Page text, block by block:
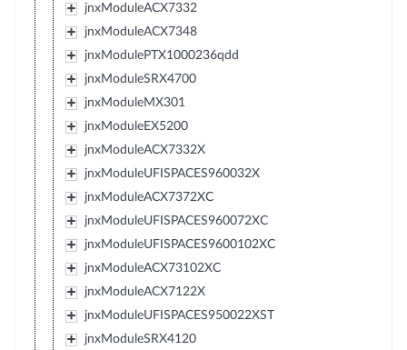
jnxModuleACX7332
jnxModuleACX7348
jnxModulePTX1000236qdd
jnxModuleSRX4700
jnxModuleMX301
jnxModuleEX5200
jnxModuleACX7332X
jnxModuleUFISPACES960032X
jnxModuleACX7372XC
jnxModuleUFISPACES960072XC
jnxModuleUFISPACES9600102XC
jnxModuleACX73102XC
jnxModuleACX7122X
jnxModuleUFISPACES950022XST
jnxModuleSRX4120